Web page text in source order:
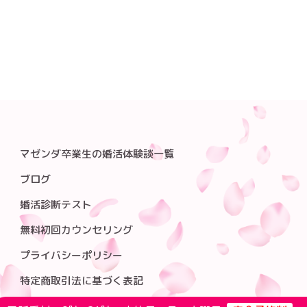
マゼンダ卒業生の婚活体験談一覧
ブログ
婚活診断テスト
無料初回カウンセリング
プライバシーポリシー
特定商取引法に基づく表記